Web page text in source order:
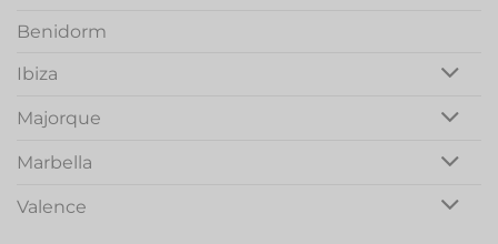
Benidorm
Ibiza
Majorque
Marbella
Valence